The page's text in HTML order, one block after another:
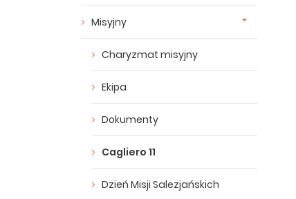
Misyjny
Charyzmat misyjny
Ekipa
Dokumenty
Cagliero 11
Dzień Misji Salezjańskich